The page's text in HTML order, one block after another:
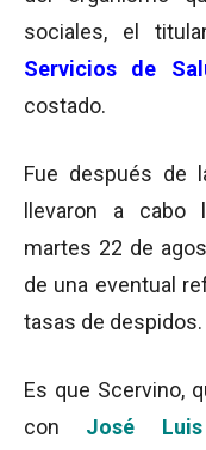
sociales, el
Servicios de
costado.
Fue después de
llevaron a cabo
martes 22 de
de una eventual
tasas de despidos.
Es que Scervino,
con
José